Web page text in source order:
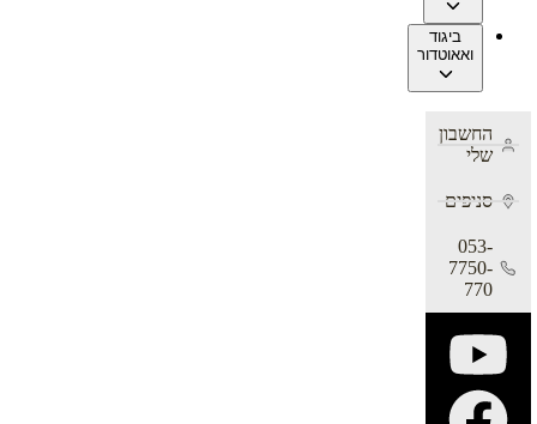
ביגוד
ואאוטדור
החשבון
שלי
סניפים
053-
7750-
770